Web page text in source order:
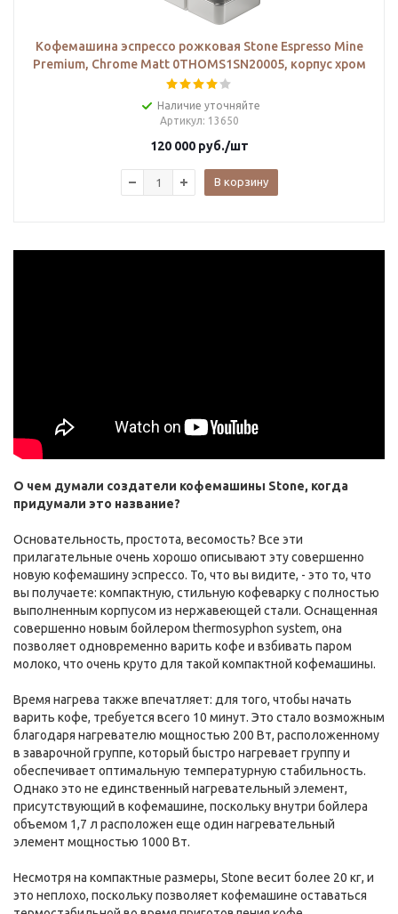
Кофемашина эспрессо рожковая Stone Espresso Mine
Premium, Chrome Matt 0THOMS1SN20005, корпус хром
Наличие уточняйте
Артикул: 13650
120 000 руб./шт
В корзину
О чем думали создатели кофемашины Stone, когда
придумали это название?
Основательность, простота, весомость? Все эти
прилагательные очень хорошо описывают эту совершенно
новую кофемашину эспрессо. То, что вы видите, - это то, что
вы получаете: компактную, стильную кофеварку с полностью
выполненным корпусом из нержавеющей стали. Оснащенная
совершенно новым бойлером thermosyphon system, она
позволяет одновременно варить кофе и взбивать паром
молоко, что очень круто для такой компактной кофемашины.
Время нагрева также впечатляет: для того, чтобы начать
варить кофе, требуется всего 10 минут. Это стало возможным
благодаря нагревателю мощностью 200 Вт, расположенному
в заварочной группе, который быстро нагревает группу и
обеспечивает оптимальную температурную стабильность.
Однако это не единственный нагревательный элемент,
присутствующий в кофемашине, поскольку внутри бойлера
объемом 1,7 л расположен еще один нагревательный
элемент мощностью 1000 Вт.
Несмотря на компактные размеры, Stone весит более 20 кг, и
это неплохо, поскольку позволяет кофемашине оставаться